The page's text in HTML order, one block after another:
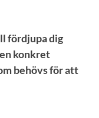
fördjupa dig
konkret
behövs för att